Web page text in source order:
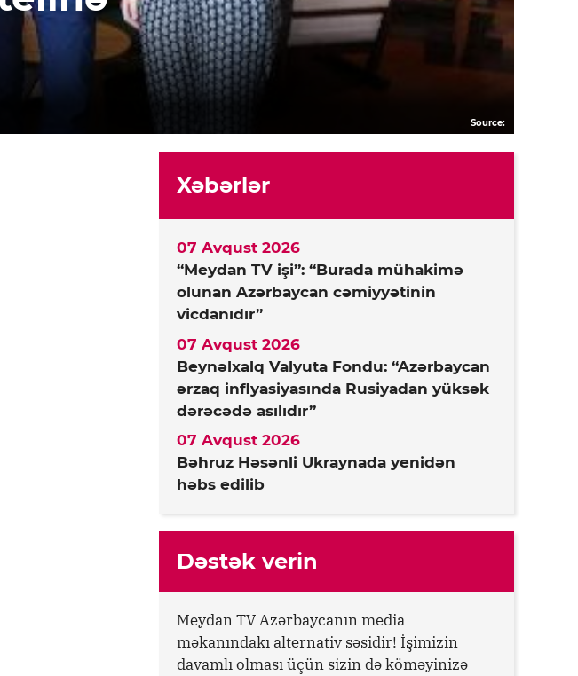
Source:
Xəbərlər
“Meydan TV işi”: “Burada mühakimə
olunan Azərbaycan cəmiyyətinin
vicdanıdır”
07 Avqust 2026
Beynəlxalq Valyuta Fondu: “Azərbaycan
ərzaq inflyasiyasında Rusiyadan yüksək
dərəcədə asılıdır”
07 Avqust 2026
Bəhruz Həsənli Ukraynada yenidən
həbs edilib
07 Avqust 2026
Dəstək verin
Meydan TV Azərbaycanın media
məkanındakı alternativ səsidir! İşimizin
davamlı olması üçün sizin də köməyinizə